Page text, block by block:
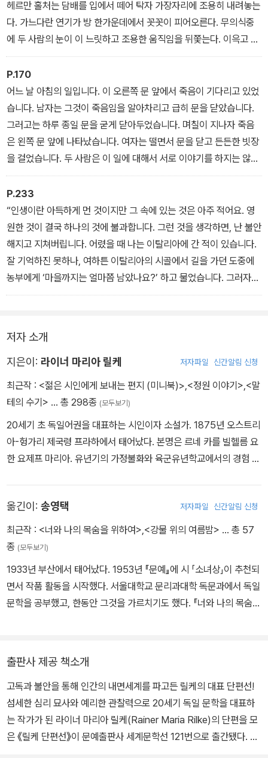
헤르만 홀처는 담배를 입에서 떼어 탁자 가장자리에 조용히 내려놓는
다. 가느다란 연기가 방 한가운데에서 꼿꼿이 피어오른다. 무의식중
에 두 사람의 눈이 이 느릿하고 조용한 움직임을 뒤쫓는다. 이윽고 홀
처는 의자 하나를 두 손으로 잡아서 들어 올리려고 한다. 그것을 갑자
기 밑으로 떨어뜨린다. 쾅하는 소리와 함께 외치듯이 말한다.
“자네 돌았나?”
“제발 조용히 얘기하자고…….”
에른스트의 목소리가 약간 떨리고 있다.
그러나 홀처는 아직 그렇게 흥분하고 있지는 않다.
“내가…… 그녀를…… 못 쓰게 한다…….”-〈어느 사랑 이야기〉 중에서
P.170
어느 날 아침의 일입니다. 이 오른쪽 문 앞에서 죽음이 기다리고 있었
습니다. 남자는 그것이 죽음임을 알아차리고 급히 문을 닫았습니다.
그러고는 하루 종일 문을 굳게 닫아두었습니다. 며칠이 지나자 죽음
은 왼쪽 문 앞에 나타났습니다. 여자는 떨면서 문을 닫고 든든한 빗장
을 걸었습니다. 두 사람은 이 일에 대해서 서로 이야기를 하지는 않았
지만, 두 문을 여는 일이 드물어졌습니다. 그리고 집 안에 있는 것으로
살림을 해 나가려고 애썼습니다. 물론 생활도 이전보다는 훨씬 어려
워졌습니다. 저장품이 날로 줄어들고 갖가지 근심사도 생겨났습니다.
두 사람은 잠도 제대로 자지 못하게 되었습니다. 이렇게 잠을 이루지
못하는 어느 긴 밤이었습니다. -〈죽음의 동화〉 중에서
P.233
“인생이란 아득하게 먼 것이지만 그 속에 있는 것은 아주 적어요. 영
원한 것이 결국 하나의 것에 불과합니다. 그런 것을 생각하면, 난 불안
해지고 지쳐버립니다. 어렸을 때 나는 이탈리아에 간 적이 있습니다.
잘 기억하진 못하나, 여하튼 이탈리아의 시골에서 길을 가던 도중에
농부에게 ‘마을까지는 얼마쯤 남았나요?’ 하고 물었습니다. 그러자
‘반 시간쯤 남았지’라는 대답이었습니다. 다음번에 만난 농부도 마치
러나 꿈속에서는 뭐든지 가까이 있거든요. 그래서 불안을 느끼지 않
습니다. 우리는 본래 꿈에 맞도록 만들어졌으며, 삶을 위한 기관을 전
혀 갖고 있지 않아요. 그런데도 우리는 물고기인 주제에 날 생각만 하
고 있습니다. 그런 짓을 해서 어떻게 한다는 것이죠.” -〈에발트 트라
저자 소개
지은이: 라이너 마리아 릴케 저자파일 신간알림 신청
최근작 : <젊은 시인에게 보내는 편지 (미니북)>,<정원 이야기>,<말
테의 수기> … 총 298종 (모두보기)
20세기 초 독일어권을 대표하는 시인이자 소설가. 1875년 오스트리
아-헝가리 제국령 프라하에서 태어났다. 본명은 르네 카를 빌헬름 요
한 요제프 마리아. 유년기의 가정불화와 육군유년학교에서의 경험 탓
태어난 자정 무렵이 예수 탄생 시각과 같다는 이유로 아들 릴케가 성
모 마리아의 은총으로 태어난 것이라 여겼다. 육군학교 중퇴 후 프라
하대학에 입학해 미술사, 문학사, 철학 강의 등을 수강한 릴케는 프라
다. 1897년 일생에 걸쳐 깊은 영향을 받은 연인 루 살로메를 만난 그
는 그녀의 권유로 본명 ‘르네’를 독일식인 ‘라이너’로 바꾸었다. 주요
시집으로 『형상시집』(1902), 『기도시집』(1905), 『신시집』(1907),
이 있다. 백혈병 투병 중 걸린 폐혈증으로 1926년 스위스 발몽요양원
옮긴이: 송영택 저자파일 신간알림 신청
최근작 : <너와 나의 목숨을 위하여>,<강물 위의 여름밤> … 총 57
종 (모두보기)
1933년 부산에서 태어났다. 1953년 『문예』에 시 「소녀상」이 추천되
면서 작품 활동을 시작했다. 서울대학교 문리과대학 독문과에서 독일
문학을 공부했고, 한동안 그것을 가르치기도 했다. 『너와 나의 목숨을
출판사 제공 책소개
고독과 불안을 통해 인간의 내면세계를 파고든 릴케의 대표 단편선!
섬세한 심리 묘사와 예리한 관찰력으로 20세기 독일 문학을 대표하
는 작가가 된 라이너 마리아 릴케(Rainer Maria Rilke)의 단편을 모
은 《릴케 단편선》이 문예출판사 세계문학선 121번으로 출간됐다. 그